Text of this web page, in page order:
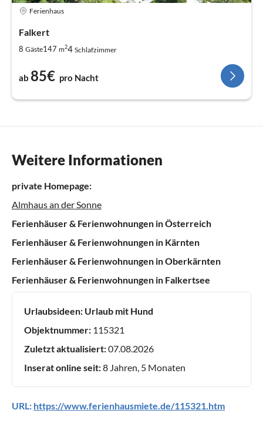
Ferienhaus
Falkert
8 Gäste147 m24 Schlafzimmer
ab 85€ pro Nacht
Weitere Informationen
private Homepage:
Almhaus an der Sonne
Ferienhäuser & Ferienwohnungen in Österreich
Ferienhäuser & Ferienwohnungen in Kärnten
Ferienhäuser & Ferienwohnungen in Oberkärnten
Ferienhäuser & Ferienwohnungen in Falkertsee
Urlaubsideen: Urlaub mit Hund
Objektnummer: 115321
Zuletzt aktualisiert:07.08.2026
Inserat online seit:8 Jahren, 5 Monaten
URL: https://www.ferienhausmiete.de/115321.htm